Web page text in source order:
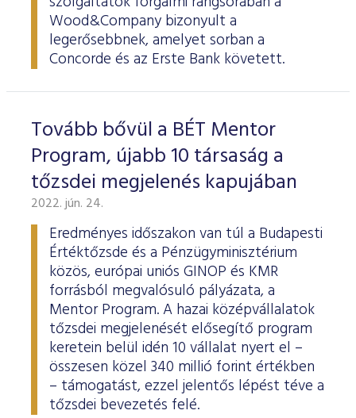
Wood&Company bizonyult a
legerősebbnek, amelyet sorban a
Concorde és az Erste Bank követett.
Tovább bővül a BÉT Mentor
Program, újabb 10 társaság a
tőzsdei megjelenés kapujában
2022. jún. 24.
Eredményes időszakon van túl a Budapesti
Értéktőzsde és a Pénzügyminisztérium
közös, európai uniós GINOP és KMR
forrásból megvalósuló pályázata, a
Mentor Program. A hazai középvállalatok
tőzsdei megjelenését elősegítő program
keretein belül idén 10 vállalat nyert el –
összesen közel 340 millió forint értékben
– támogatást, ezzel jelentős lépést téve a
tőzsdei bevezetés felé.